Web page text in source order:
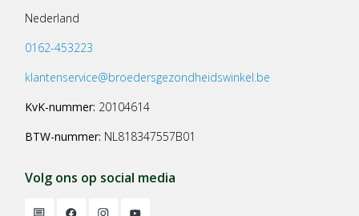
Nederland
0162-453223
klantenservice@broedersgezondheidswinkel.be
KvK-nummer: 20104614
BTW-nummer: NL818347557B01
Volg ons op social media